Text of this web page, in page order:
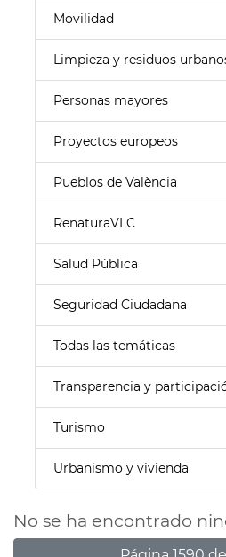
Movilidad
Limpieza y residuos
Personas mayores
Proyectos europeos
Pueblos de València
RenaturaVLC
Salud Pública
Seguridad Ciudadana
Todas las temáticas
Transparencia y
Turismo
Urbanismo y vivienda
No se ha encontrado